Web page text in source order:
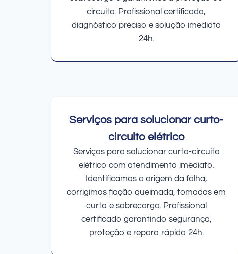
circuito. Profissional certificado,
diagnóstico preciso e solução imediata
24h.
Serviços para solucionar curto-
circuito elétrico
Serviços para solucionar curto-circuito
elétrico com atendimento imediato.
Identificamos a origem da falha,
corrigimos fiação queimada, tomadas em
curto e sobrecarga. Profissional
certificado garantindo segurança,
proteção e reparo rápido 24h.